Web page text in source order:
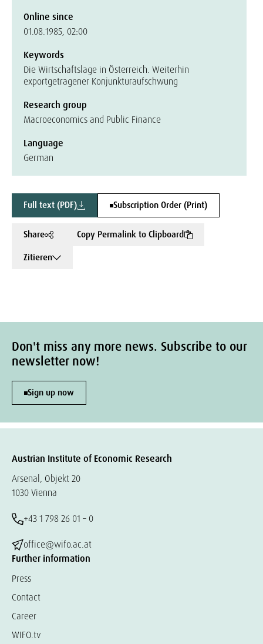
Online since
01.08.1985, 02:00
Keywords
Die Wirtschaftslage in Österreich. Weiterhin
exportgetragener Konjunkturaufschwung
Research group
Macroeconomics and Public Finance
Language
German
Full text (PDF) Subscription Order (Print)
Share
Copy Permalink to Clipboard
Zitieren
Don't miss any more news. Subscribe to our
newsletter now!
Sign up now
Austrian Institute of Economic Research
Arsenal, Objekt 20
1030 Vienna
+43 1 798 26 01 – 0
office@wifo.ac.at
Further information
Press
Contact
Career
WIFO.tv